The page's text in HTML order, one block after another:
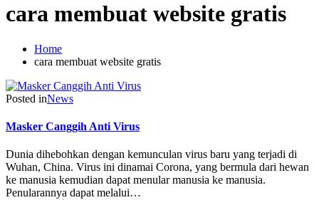
cara membuat website gratis
Home
cara membuat website gratis
Posted inNews
Masker Canggih Anti Virus
Dunia dihebohkan dengan kemunculan virus baru yang terjadi di
Wuhan, China. Virus ini dinamai Corona, yang bermula dari hewan
ke manusia kemudian dapat menular manusia ke manusia.
Penularannya dapat melalui…